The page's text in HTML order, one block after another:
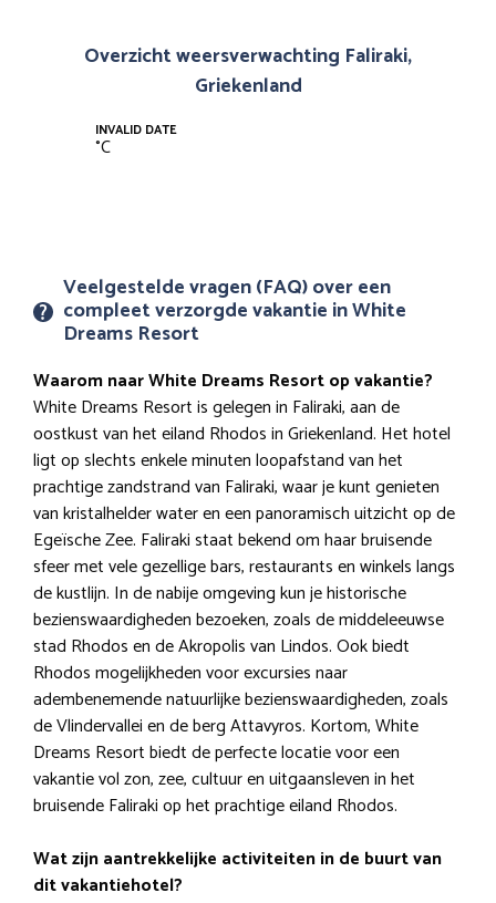
Overzicht weersverwachting Faliraki,
Griekenland
INVALID DATE
°C
Veelgestelde vragen (FAQ) over een
compleet verzorgde vakantie in White
Dreams Resort
Waarom naar White Dreams Resort op vakantie?
White Dreams Resort is gelegen in Faliraki, aan de
oostkust van het eiland Rhodos in Griekenland. Het hotel
ligt op slechts enkele minuten loopafstand van het
prachtige zandstrand van Faliraki, waar je kunt genieten
van kristalhelder water en een panoramisch uitzicht op de
Egeïsche Zee. Faliraki staat bekend om haar bruisende
sfeer met vele gezellige bars, restaurants en winkels langs
de kustlijn. In de nabije omgeving kun je historische
bezienswaardigheden bezoeken, zoals de middeleeuwse
stad Rhodos en de Akropolis van Lindos. Ook biedt
Rhodos mogelijkheden voor excursies naar
adembenemende natuurlijke bezienswaardigheden, zoals
de Vlindervallei en de berg Attavyros. Kortom, White
Dreams Resort biedt de perfecte locatie voor een
vakantie vol zon, zee, cultuur en uitgaansleven in het
bruisende Faliraki op het prachtige eiland Rhodos.
Wat zijn aantrekkelijke activiteiten in de buurt van
dit vakantiehotel?